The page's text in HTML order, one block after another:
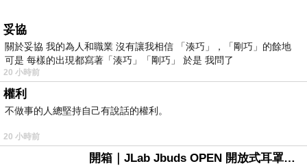
妥協
關於妥協 我的為人和職業 沒有讓我相信 「湊巧」，「剛巧」的餘地
可是 每樣的出現都寫著「湊巧」「剛巧」 於是 我問了
20 小時前
權利
不做事的人總堅持自己有說話的權利。
20 小時前
開箱｜JLab Jbuds OPEN 開放式耳罩藍牙耳機 - 設計美學，輕巧、透氣、環境音全物理達成！